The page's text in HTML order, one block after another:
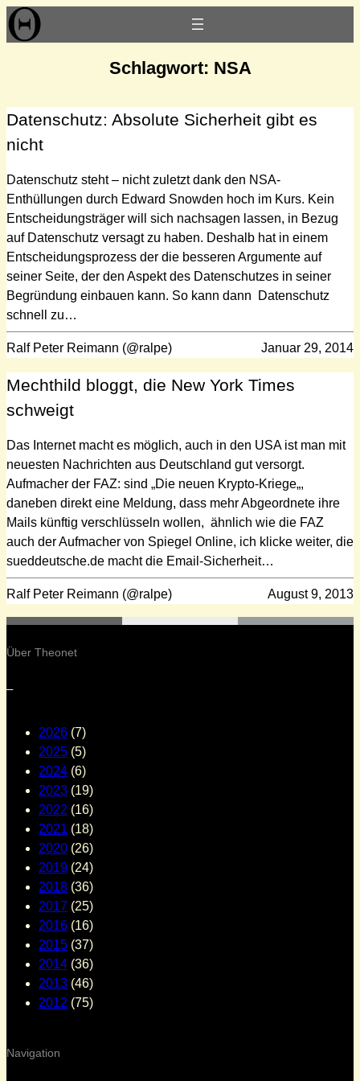
Zum
Inhalt
Schlagwort: NSA
Datenschutz: Absolute Sicherheit gibt es
nicht
Datenschutz steht – nicht zuletzt dank den NSA-
Enthüllungen durch Edward Snowden hoch im Kurs. Kein
Entscheidungsträger will sich nachsagen lassen, in Bezug
auf Datenschutz versagt zu haben. Deshalb hat in einem
Entscheidungsprozess der die besseren Argumente auf
seiner Seite, der den Aspekt des Datenschutzes in seiner
Begründung einbauen kann. So kann dann Datenschutz
schnell zu…
Ralf Peter Reimann (@ralpe) Januar 29, 2014
Mechthild bloggt, die New York Times
schweigt
Das Internet macht es möglich, auch in den USA ist man mit
neuesten Nachrichten aus Deutschland gut versorgt.
Aufmacher der FAZ: sind „Die neuen Krypto-Kriege„,
daneben direkt eine Meldung, dass mehr Abgeordnete ihre
Mails künftig verschlüsseln wollen, ähnlich wie die FAZ
auch der Aufmacher von Spiegel Online, ich klicke weiter, die
sueddeutsche.de macht die Email-Sicherheit…
Ralf Peter Reimann (@ralpe) August 9, 2013
Über Theonet
–
2026 (7)
2025 (5)
2024 (6)
2023 (19)
2022 (16)
2021 (18)
2020 (26)
2019 (24)
2018 (36)
2017 (25)
2016 (16)
2015 (37)
2014 (36)
2013 (46)
2012 (75)
Navigation